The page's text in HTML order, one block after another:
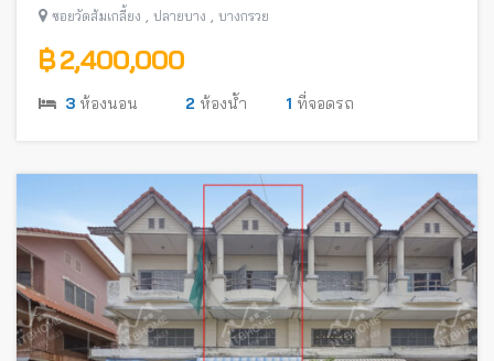
ซอยวัดส้มเกลี้ยง , ปลายบาง , บางกรวย
฿ 2,400,000
3 ห้องนอน 2 ห้องน้ำ 1 ที่จอดรถ